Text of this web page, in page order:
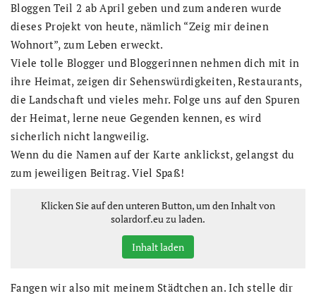
Bloggen Teil 2 ab April geben und zum anderen wurde
dieses Projekt von heute, nämlich “Zeig mir deinen
Wohnort”, zum Leben erweckt.
Viele tolle Blogger und Bloggerinnen nehmen dich mit in
ihre Heimat, zeigen dir Sehenswürdigkeiten, Restaurants,
die Landschaft und vieles mehr. Folge uns auf den Spuren
der Heimat, lerne neue Gegenden kennen, es wird
sicherlich nicht langweilig.
Wenn du die Namen auf der Karte anklickst, gelangst du
zum jeweiligen Beitrag. Viel Spaß!
Klicken Sie auf den unteren Button, um den Inhalt von
solardorf.eu zu laden.
Inhalt laden
Fangen wir also mit meinem Städtchen an. Ich stelle dir